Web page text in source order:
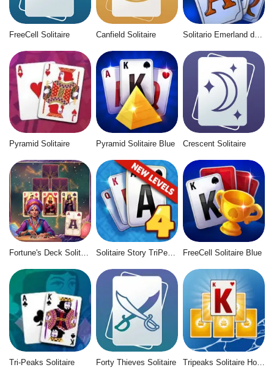
FreeCell Solitaire Canfield Solitaire Solitario Emerland de Tri Peaks
Pyramid Solitaire Pyramid Solitaire Blue Crescent Solitaire
Fortune's Deck Solitaire Solitaire Story TriPeaks 4 FreeCell Solitaire Blue
Tri-Peaks Solitaire Forty Thieves Solitaire Tripeaks Solitaire Holiday